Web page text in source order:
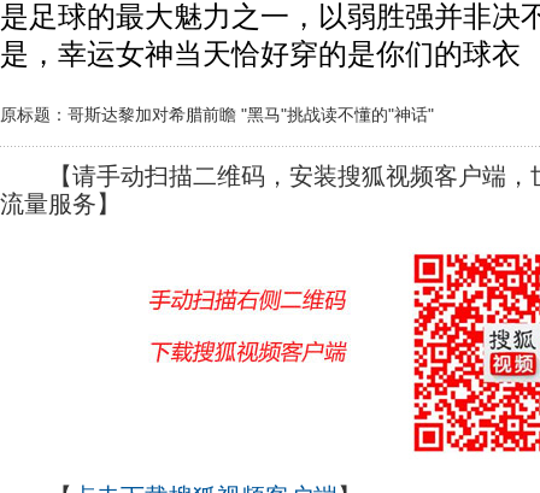
是足球的最大魅力之一，以弱胜强并非决
是，幸运女神当天恰好穿的是你们的球衣
原标题：哥斯达黎加对希腊前瞻 "黑马"挑战读不懂的"神话"
【请手动扫描二维码，安装搜狐视频客户端，
流量服务】